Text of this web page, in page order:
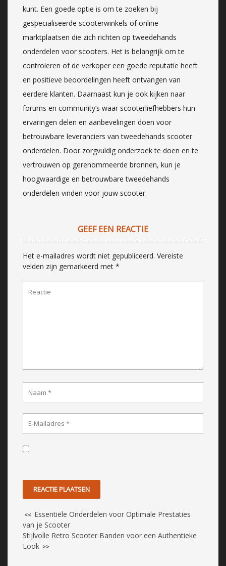
kunt. Een goede optie is om te zoeken bij
gespecialiseerde scooterwinkels of online
marktplaatsen die zich richten op tweedehands
onderdelen voor scooters. Het is belangrijk om te
controleren of de verkoper een goede reputatie heeft
en positieve beoordelingen heeft ontvangen van
eerdere klanten. Daarnaast kun je ook kijken naar
forums en community’s waar scooterliefhebbers hun
ervaringen delen en aanbevelingen doen voor
betrouwbare leveranciers van tweedehands scooter
onderdelen. Door zorgvuldig onderzoek te doen en te
vertrouwen op gerenommeerde bronnen, kun je
hoogwaardige en betrouwbare tweedehands
onderdelen vinden voor jouw scooter.
GEEF EEN REACTIE
Het e-mailadres wordt niet gepubliceerd. Vereiste
velden zijn gemarkeerd met *
<< Essentiële Onderdelen voor Optimale Prestaties
van je Scooter
Stijlvolle Retro Scooter Banden voor een Authentieke
Look >>